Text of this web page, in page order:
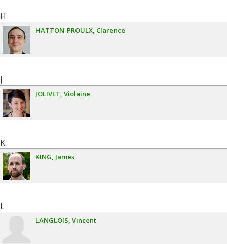
H
HATTON-PROULX Clarence
J
JOLIVET Violaine
K
KING James
L
LANGLOIS Vincent